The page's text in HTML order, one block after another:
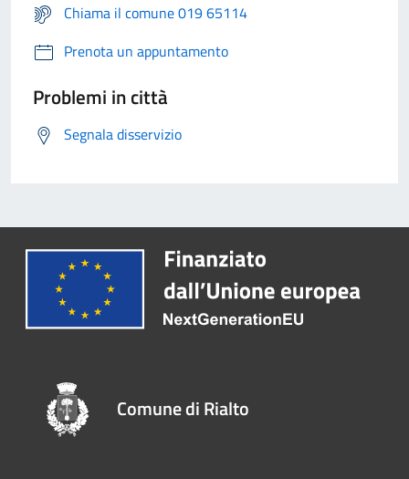
Chiama il comune 019 65114
Prenota un appuntamento
Problemi in città
Segnala disservizio
Comune di Rialto